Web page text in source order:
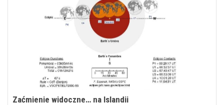
Zaćmienie widoczne… na Islandii